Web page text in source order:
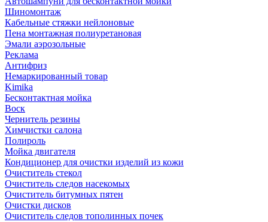
Шиномонтаж
Кабельные стяжки нейлоновые
Пена монтажная полиуретановая
Эмали аэрозольные
Реклама
Антифриз
Немаркированный товар
Kimika
Бесконтактная мойка
Воск
Чернитель резины
Химчистки салона
Полироль
Мойка двигателя
Кондиционер для очистки изделий из кожи
Очиститель стекол
Очиститель следов насекомых
Очиститель битумных пятен
Очистки дисков
Очиститель следов тополинных почек